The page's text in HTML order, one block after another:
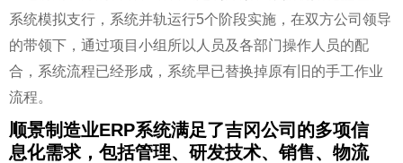
系统模拟支行，系统并轨运行5个阶段实施，在双方公司领导
的带领下，通过项目小组所以人员及各部门操作人员的配
合，系统流程已经形成，系统早已替换掉原有旧的手工作业
流程。
顺景制造业ERP系统满足了吉冈公司的多项信
息化需求，包括管理、研发技术、销售、物流